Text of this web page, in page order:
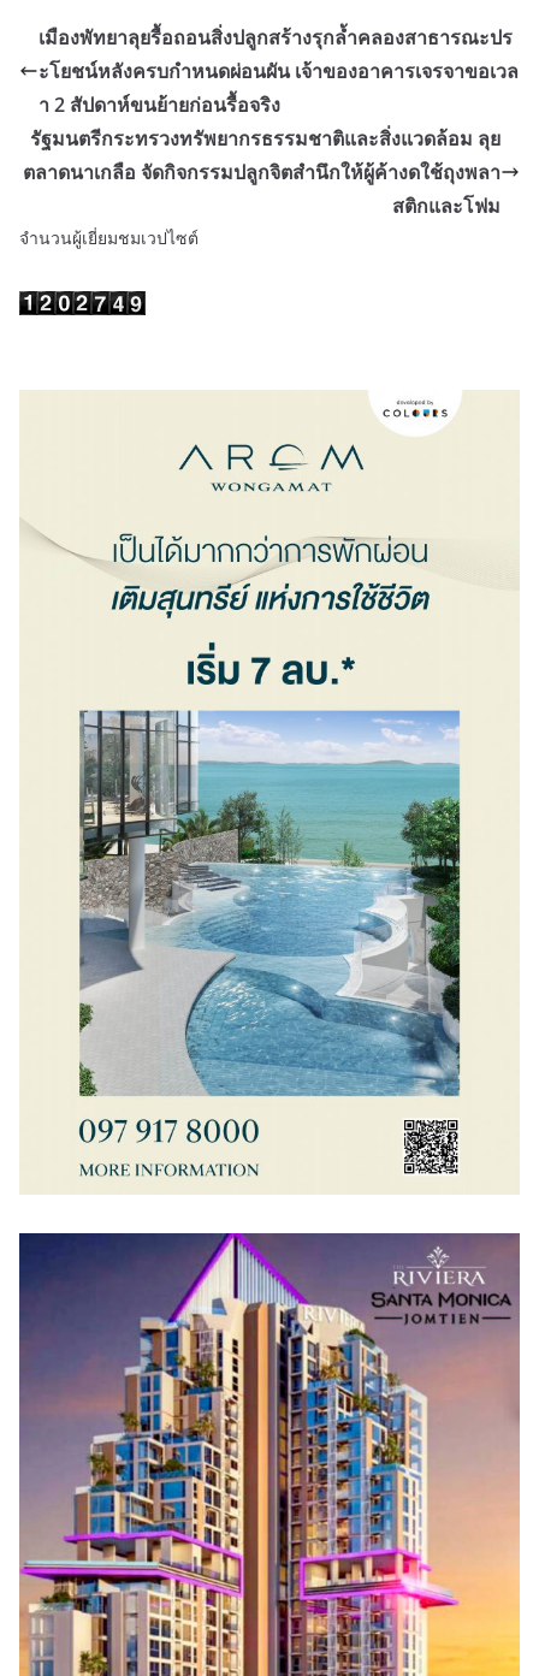
เมืองพัทยาลุยรื้อถอนสิ่งปลูกสร้างรุกล้ำคลองสาธารณะปร
ะโยชน์หลังครบกำหนดผ่อนผัน เจ้าของอาคารเจรจาขอเวล
า 2 สัปดาห์ขนย้ายก่อนรื้อจริง
รัฐมนตรีกระทรวงทรัพยากรธรรมชาติและสิ่งแวดล้อม ลุย
ตลาดนาเกลือ จัดกิจกรรมปลูกจิตสำนึกให้ผู้ค้างดใช้ถุงพลา
สติกและโฟม
จำนวนผู้เยี่ยมชมเวปไซต์